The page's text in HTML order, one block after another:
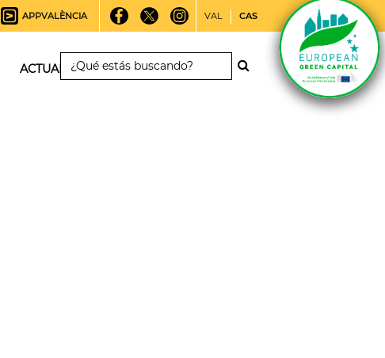
APPVALÈNCIA VAL CAS
ACTUALIDAD